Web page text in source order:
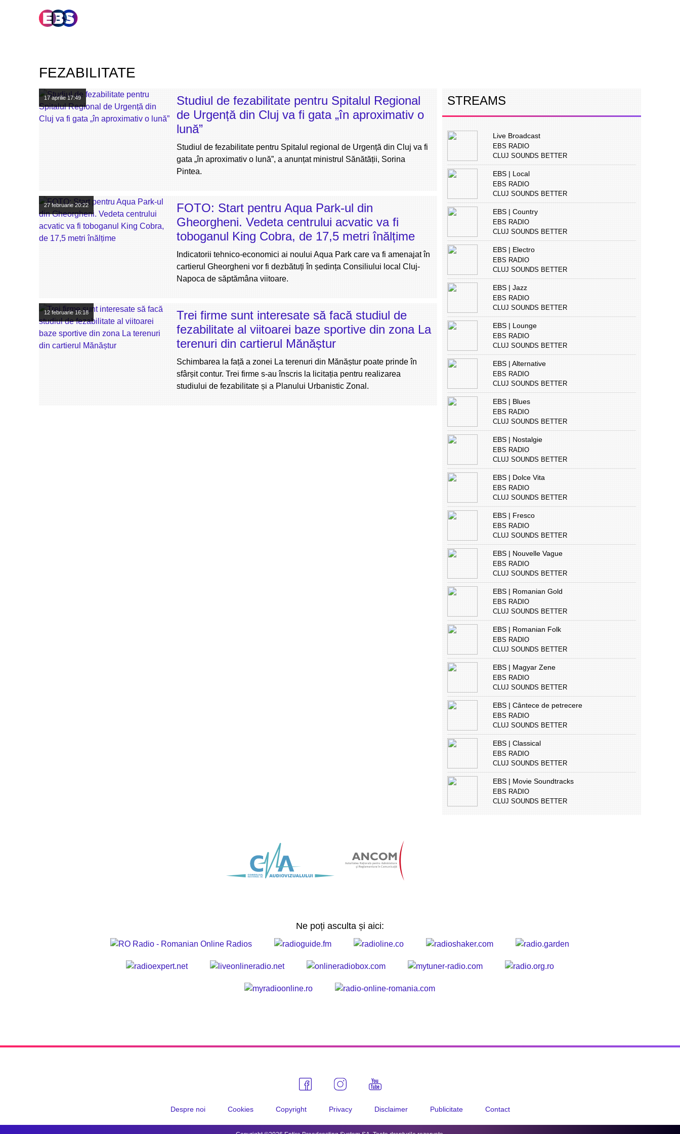
FEZABILITATE
17 aprilie17:49
Studiul de fezabilitate pentru Spitalul Regional
de Urgență din Cluj va fi gata „în aproximativ o
lună”
Studiul de fezabilitate pentru Spitalul regional de Urgență din Cluj va fi
gata „în aproximativ o lună”, a anunțat ministrul Sănătății, Sorina
Pintea.
27 februarie20:22
FOTO: Start pentru Aqua Park-ul din
Gheorgheni. Vedeta centrului acvatic va fi
toboganul King Cobra, de 17,5 metri înălțime
Indicatorii tehnico-economici ai noului Aqua Park care va fi amenajat în
cartierul Gheorgheni vor fi dezbătuți în ședința Consiliului local Cluj-
Napoca de săptămâna viitoare.
12 februarie 16:18
Trei firme sunt interesate să facă studiul de
fezabilitate al viitoarei baze sportive din zona La
terenuri din cartierul Mănăștur
Schimbarea la față a zonei La terenuri din Mănăștur poate prinde în
sfârșit contur. Trei firme s-au înscris la licitația pentru realizarea
studiului de fezabilitate și a Planului Urbanistic Zonal.
STREAMS
Live Broadcast
EBS RADIO
CLUJ SOUNDS BETTER
EBS | Local
EBS RADIO
CLUJ SOUNDS BETTER
EBS | Country
EBS RADIO
CLUJ SOUNDS BETTER
EBS | Electro
EBS RADIO
CLUJ SOUNDS BETTER
EBS | Jazz
EBS RADIO
CLUJ SOUNDS BETTER
EBS | Lounge
EBS RADIO
CLUJ SOUNDS BETTER
EBS | Alternative
EBS RADIO
CLUJ SOUNDS BETTER
EBS | Blues
EBS RADIO
CLUJ SOUNDS BETTER
EBS | Nostalgie
EBS RADIO
CLUJ SOUNDS BETTER
EBS | Dolce Vita
EBS RADIO
CLUJ SOUNDS BETTER
EBS | Fresco
EBS RADIO
CLUJ SOUNDS BETTER
EBS | Nouvelle Vague
EBS RADIO
CLUJ SOUNDS BETTER
EBS | Romanian Gold
EBS RADIO
CLUJ SOUNDS BETTER
EBS | Romanian Folk
EBS RADIO
CLUJ SOUNDS BETTER
EBS | Magyar Zene
EBS RADIO
CLUJ SOUNDS BETTER
EBS | Cântece de petrecere
EBS RADIO
CLUJ SOUNDS BETTER
EBS | Classical
EBS RADIO
CLUJ SOUNDS BETTER
EBS | Movie Soundtracks
EBS RADIO
CLUJ SOUNDS BETTER
Ne poți asculta și aici:
Despre noi Cookies Copyright Privacy Disclaimer Publicitate Contact